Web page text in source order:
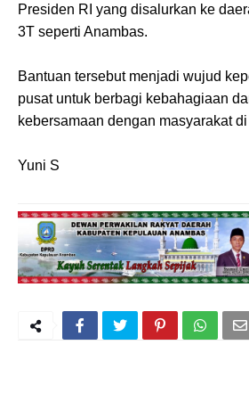
Presiden RI yang disalurkan ke
3T seperti Anambas.
Bantuan tersebut menjadi wujud
pusat untuk berbagi kebahagiaan
kebersamaan dengan masyarakat
Yuni S